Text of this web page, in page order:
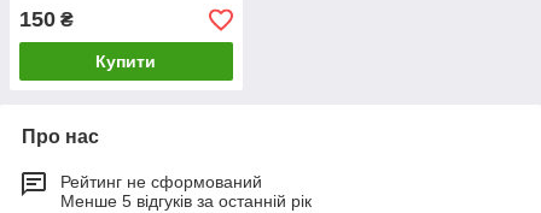
150 ₴
Купити
Про нас
Рейтинг не сформований
Менше 5 відгуків за останній рік